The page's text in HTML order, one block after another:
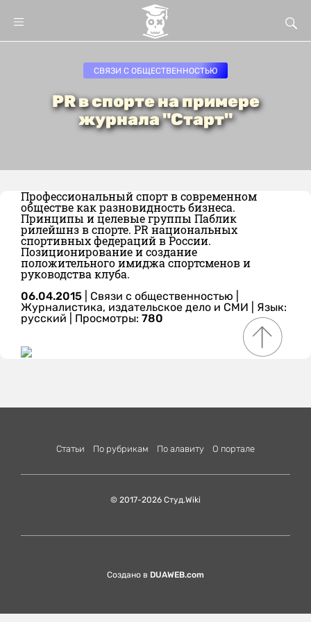
СВЯЗИ С ОБЩЕСТВЕННОСТЬЮ
PR в спорте на примере
журнала "Старт"
Профессиональный спорт в современном
обществе как разновидность бизнеса.
Принципы и целевые группы Паблик
рилейшнз в спорте. PR национальных
спортивных федераций в России.
Позиционирование и создание
положительного имиджа спортсменов и
руководства клуба.
06.04.2015 Связи с общественностью
Журналистика, издательское дело и СМИ
Язык:
русский | Просмотры: 780
Статьи По рубрикам По алавиту О портале
© 2017-2026 Студ.Wiki
Создано в DUAWEB.com